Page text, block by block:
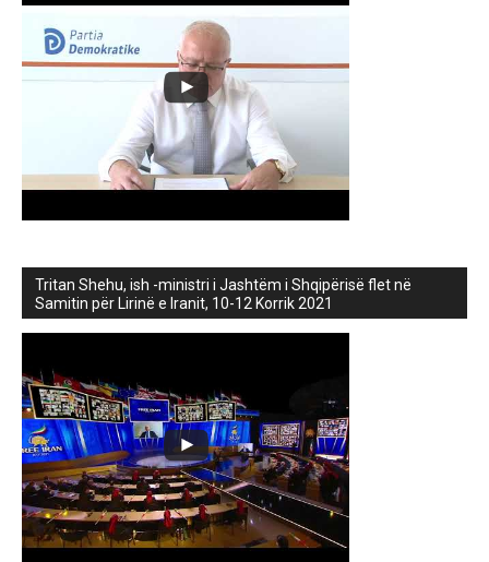
Tritan Shehu, ish -ministri i Jashtëm i Shqipërisë flet në
Samitin për Lirinë e Iranit, 10-12 Korrik 2021